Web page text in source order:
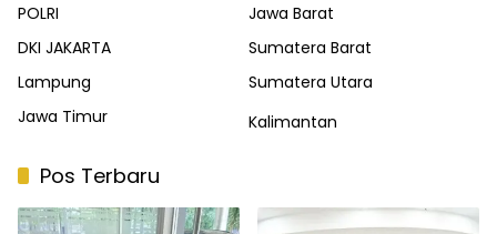
POLRI
Jawa Barat
DKI JAKARTA
Sumatera Barat
Lampung
Sumatera Utara
Jawa Timur
Kalimantan
Pos Terbaru